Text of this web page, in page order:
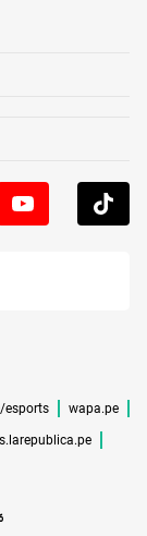
esports wapa.pe